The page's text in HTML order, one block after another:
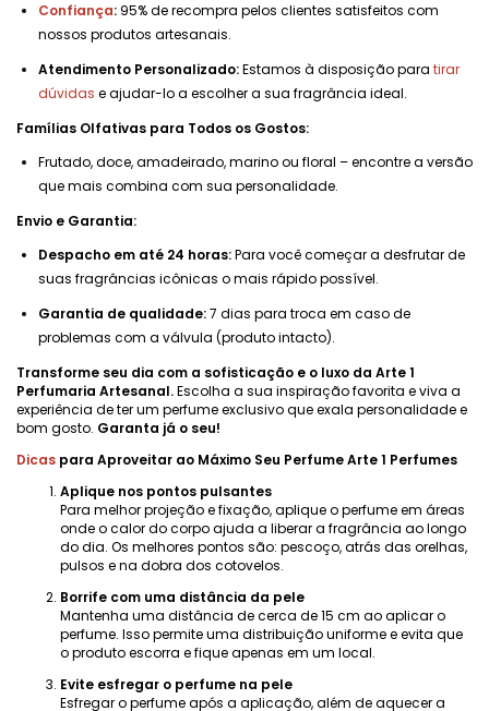
Confiança: 95% de recompra pelos clientes satisfeitos com
nossos produtos artesanais.
Atendimento Personalizado:Estamos à disposição para tirar
dúvidas e ajudar-lo a escolher a sua fragrância ideal.
Famílias Olfativas para Todos os Gostos:
Frutado, doce, amadeirado, marino ou floral – encontre a versão
que mais combina com sua personalidade.
Envio e Garantia:
Despacho em até 24 horas:Para você começar a desfrutar de
suas fragrâncias icônicas o mais rápido possível.
Garantia de qualidade:7 dias para troca em caso de
problemas com a válvula (produto intacto).
Transforme seu dia com a sofisticação e o luxo da Arte 1
Perfumaria Artesanal.Escolha a sua inspiração favorita e viva a
experiência de ter um perfume exclusivo que exala personalidade e
bom gosto. Garanta já o seu!
Dicas para Aproveitar ao Máximo Seu Perfume Arte 1 Perfumes
Aplique nos pontos pulsantes
Para melhor projeção e fixação, aplique o perfume em áreas
onde o calor do corpo ajuda a liberar a fragrância ao longo
do dia. Os melhores pontos são: pescoço, atrás das orelhas,
pulsos e na dobra dos cotovelos.
Borrife com uma distância da pele
Mantenha uma distância de cerca de 15 cm ao aplicar o
perfume. Isso permite uma distribuição uniforme e evita que
o produto escorra e fique apenas em um local.
Evite esfregar o perfume na pele
Esfregar o perfume após a aplicação, além de aquecer a